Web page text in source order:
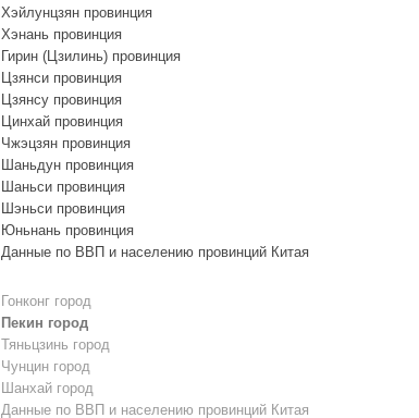
Хэйлунцзян провинция
Хэнань провинция
Гирин (Цзилинь) провинция
Цзянси провинция
Цзянсу провинция
Цинхай провинция
Чжэцзян провинция
Шаньдун провинция
Шаньси провинция
Шэньси провинция
Юньнань провинция
Данные по ВВП и населению провинций Китая
Гонконг город
Пекин город
Тяньцзинь город
Чунцин город
Шанхай город
Данные по ВВП и населению провинций Китая